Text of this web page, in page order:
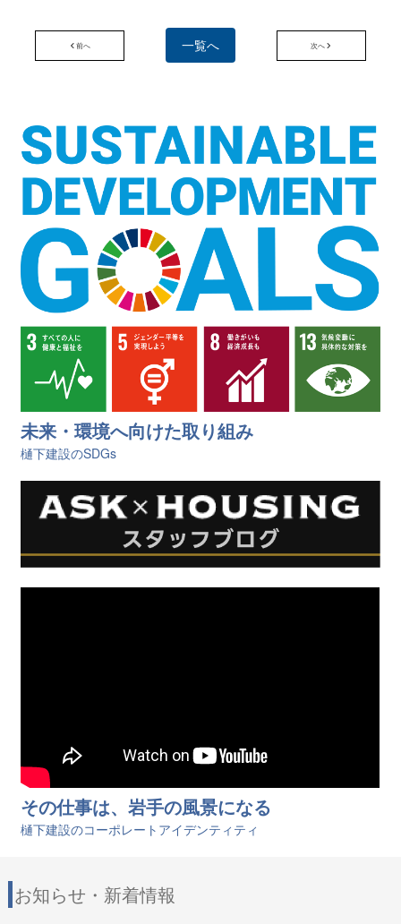
前へ 一覧へ 次へ
未来・環境へ向けた取り組み
樋󠄀下建設のSDGs
その仕事は、岩手の風景になる
樋󠄀下建設のコーポレートアイデンティティ
お知らせ・新着情報